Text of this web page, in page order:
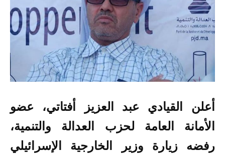
أعلن القيادي عبد العزيز أفتاتي، عضو
الأمانة العامة لحزب العدالة والتنمية،
رفضه زيارة وزير الخارجية الإسرائيلي